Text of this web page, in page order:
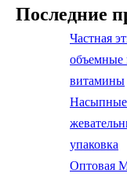
Последние
Частная
объемные
витамины
упаковка
Оптовая